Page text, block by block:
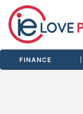
FINANCE